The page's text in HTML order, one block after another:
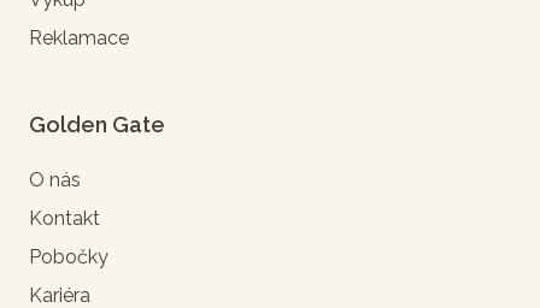
Reklamace
Golden Gate
O nás
Kontakt
Pobočky
Kariéra